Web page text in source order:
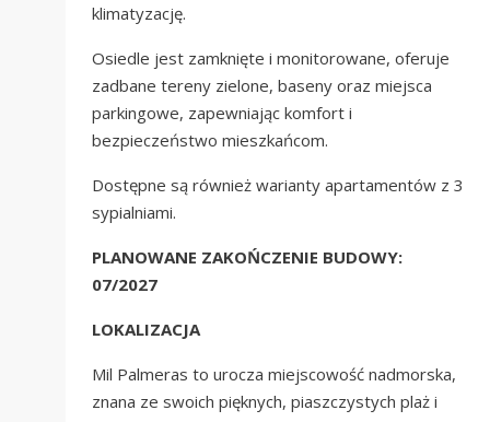
klimatyzację.
Osiedle jest zamknięte i monitorowane, oferuje
zadbane tereny zielone, baseny oraz miejsca
parkingowe, zapewniając komfort i
bezpieczeństwo mieszkańcom.
Dostępne są również warianty apartamentów z 3
sypialniami.
PLANOWANE ZAKOŃCZENIE BUDOWY:
07/2027
LOKALIZACJA
Mil Palmeras to urocza miejscowość nadmorska,
znana ze swoich pięknych, piaszczystych plaż i